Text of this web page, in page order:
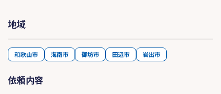
地域
和歌山市 海南市 御坊市 田辺市 岩出市
依頼内容